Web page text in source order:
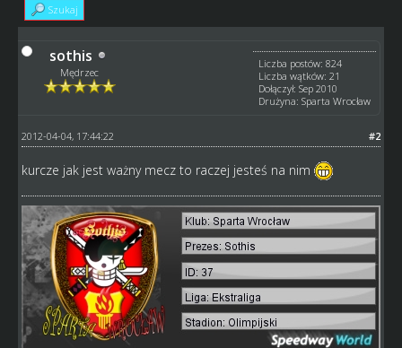
Szukaj
sothis
Mędrzec
Liczba postów: 824
Liczba wątków: 21
Dołączył: Sep 2010
Drużyna: Sparta Wrocław
#2
2012-04-04, 17:44:22
kurcze jak jest ważny mecz to raczej jesteś na nim